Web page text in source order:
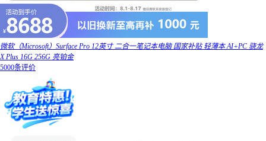
微软（Microsoft）Surface Pro 12英寸 二合一笔记本电脑 国家补贴 轻薄本 AI+PC 骁龙
X Plus 16G 256G 亮铂金
5000条评价